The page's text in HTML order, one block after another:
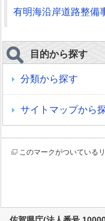
有明海沿岸道路整備
目的から探す
分類から探す
サイトマップから
このマークがついている